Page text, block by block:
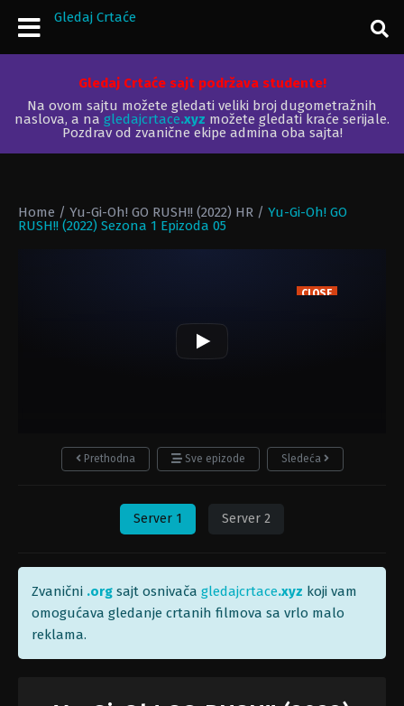
Gledaj Crtaće
Gledaj Crtaće sajt podržava studente!
Na ovom sajtu možete gledati veliki broj dugometražnih
naslova, a na gledajcrtace.xyz možete gledati kraće serijale.
Pozdrav od zvanične ekipe admina oba sajta!
Home / Yu-Gi-Oh! GO RUSH!! (2022) HR / Yu-Gi-Oh! GO
RUSH!! (2022) Sezona 1 Epizoda 05
CLOSE
Prethodna Sve epizode Sledeća
Server 1 Server 2
Zvanični .org sajt osnivača gledajcrtace.xyz koji vam
omogućava gledanje crtanih filmova sa vrlo malo
reklama.